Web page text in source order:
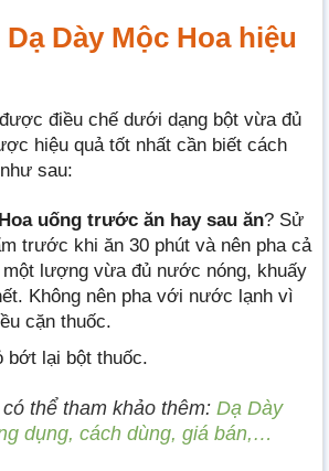
Dày Mộc Hoa hiệu
điều chế dưới dạng bột vừa đủ
hiệu quả tốt nhất cần biết cách
sau:
uống trước ăn hay sau ăn? Sử
trước khi ăn 30 phút và nên pha cả
lượng vừa đủ nước nóng, khuấy
Không nên pha với nước lạnh vì
cặn thuốc.
bớt lại bột thuốc.
thể tham khảo thêm: Dạ Dày
dụng, cách dùng, giá bán,…